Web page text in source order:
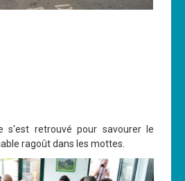
s'est retrouvé pour savourer le
ragoût dans les mottes.